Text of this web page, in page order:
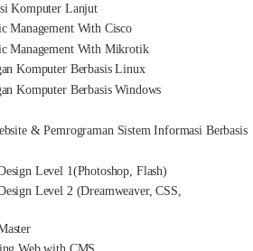
Komputer Lanjut
Management With Cisco
Management With Mikrotik
Komputer Berbasis Linux
Komputer Berbasis Windows
& Pemrograman Sistem Informasi Berbasis
Level 1(Photoshop, Flash)
Level 2 (Dreamweaver, CSS,